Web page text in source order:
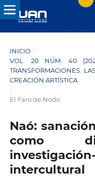
INICIO /
VOL. 20 NÚM. 40
TRANSFORMACIONES.
CREACIÓN ARTÍSTICA
/
El Faro de Nodo
Naó:
como
intercultural